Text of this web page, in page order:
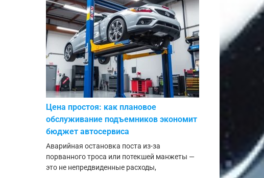
Цена простоя: как плановое
обслуживание подъемников экономит
бюджет автосервиса
Аварийная остановка поста из-за
порванного троса или потекшей манжеты —
это не непредвиденные расходы,